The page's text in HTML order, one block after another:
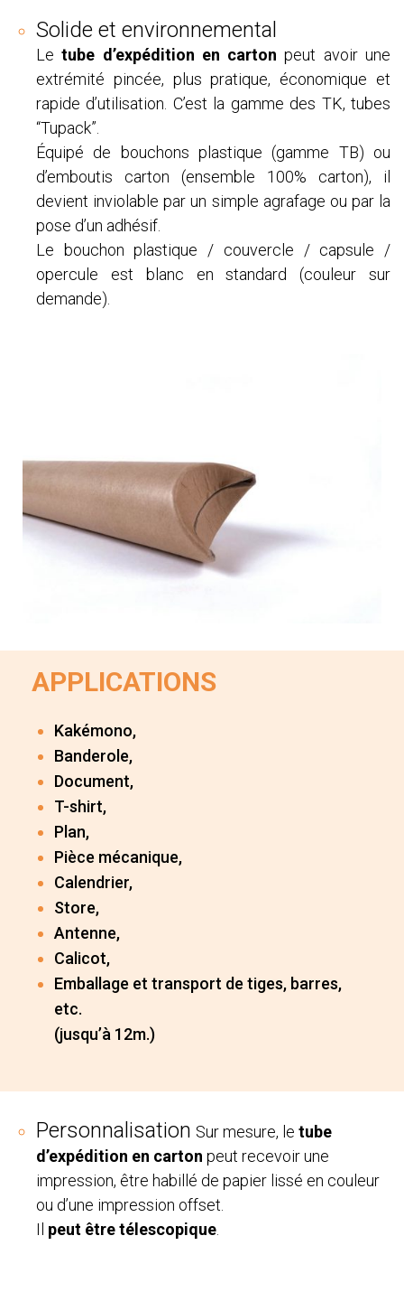
Solide et environnemental
Letube d’expédition en carton peut avoir une
extrémité pincée, plus pratique, économique et
rapide d’utilisation. C’est la gamme des TK, tubes
“Tupack”.
Équipé de bouchons plastique (gamme TB) ou
d’emboutis carton (ensemble 100% carton), il
devient inviolable par un simple agrafage ou par la
pose d’un adhésif.
Le bouchon plastique / couvercle / capsule /
opercule est blanc en standard (couleur sur
demande).
APPLICATIONS
Kakémono,
Banderole,
Document,
T-shirt,
Plan,
Pièce mécanique,
Calendrier,
Store,
Antenne,
Calicot,
Emballage et transport de tiges, barres,
etc.
(jusqu’à 12m.)
Personnalisation Sur mesure, le tube
d’expédition en carton peut recevoir une
impression, être habillé de papier lissé en couleur
ou d’une impression offset.
Il peut être télescopique.